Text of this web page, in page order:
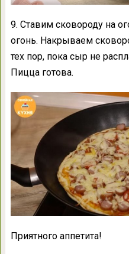
9. Ставим сковороду на
огонь. Накрываем
тех пор, пока сыр не
Пицца готова.
Приятного аппетита!